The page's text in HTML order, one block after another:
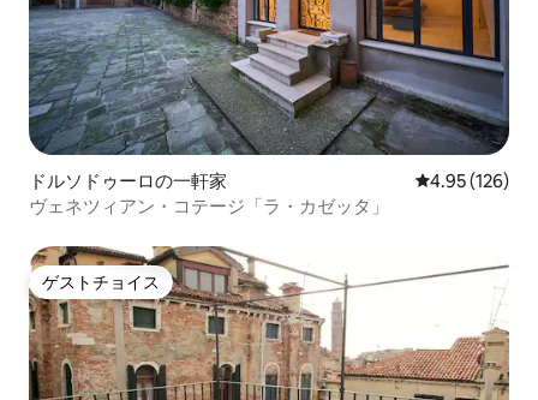
ドルソドゥーロの一軒家 レビュー126
4.95 (126)
ヴェネツィアン・コテージ「ラ・カゼッタ」
ゲストチョイス
ゲストチョイス